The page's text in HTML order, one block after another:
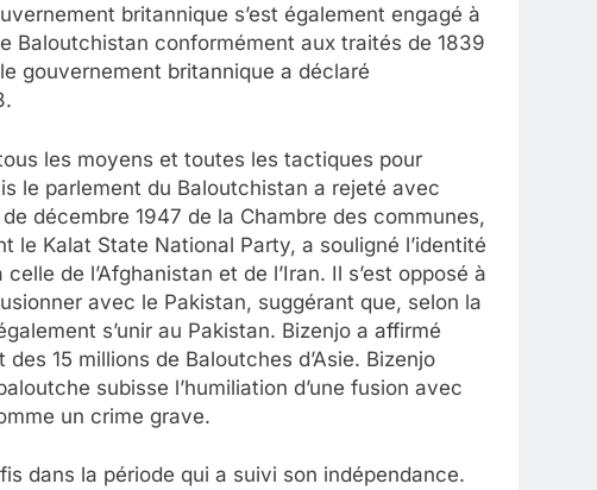
britannique s’est également engagé à
Baloutchistan conformément aux traités de 1839
gouvernement britannique a déclaré
les moyens et toutes les tactiques pour
le parlement du Baloutchistan a rejeté avec
décembre 1947 de la Chambre des communes,
le Kalat State National Party, a souligné l’identité
de l’Afghanistan et de l’Iran. Il s’est opposé à
avec le Pakistan, suggérant que, selon la
s’unir au Pakistan. Bizenjo a affirmé
15 millions de Baloutches d’Asie. Bizenjo
subisse l’humiliation d’une fusion avec
un crime grave.
dans la période qui a suivi son indépendance.